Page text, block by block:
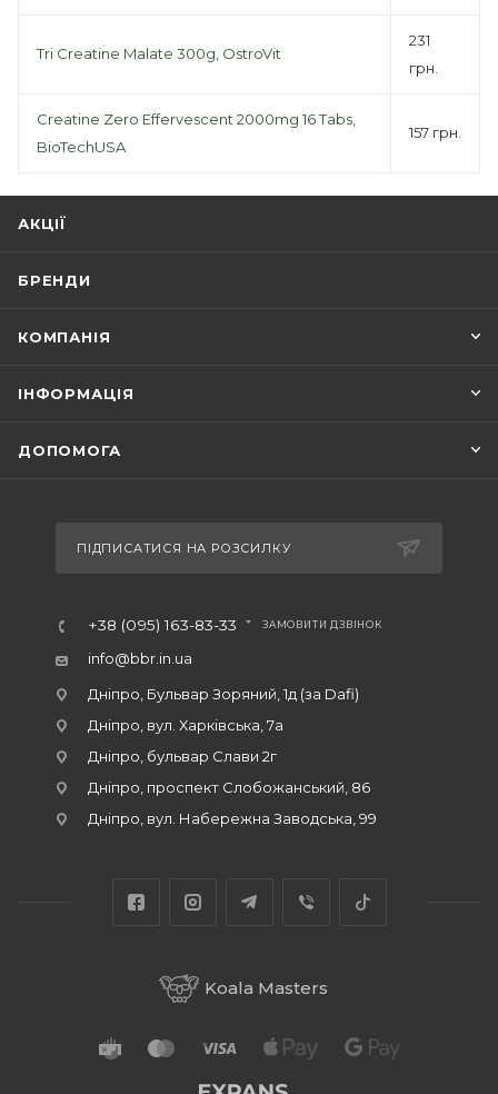
Tri Creatine Malate 300g, OstroVit
231
грн.
Creatine Zero Effervescent 2000mg 16 Tabs,
BioTechUSA
157 грн.
АКЦІЇ
БРЕНДИ
КОМПАНІЯ
ІНФОРМАЦІЯ
ДОПОМОГА
ПІДПИСАТИСЯ НА РОЗСИЛКУ
+38 (095) 163-83-33 ЗАМОВИТИ ДЗВІНОК
info@bbr.in.ua
Дніпро, Бульвар Зоряний, 1д (за Dafi)
Дніпро, вул. Харківська, 7а
Дніпро, бульвар Слави 2г
Дніпро, проспект Слобожанський, 86
Дніпро, вул. Набережна Заводська, 99
Koala Masters